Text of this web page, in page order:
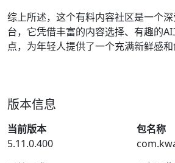
综上所述，这个有料内容社区是一个
台，它凭借丰富的内容选择、有趣的
点，为年轻人提供了一个充满新鲜感和
版本信息
当前版本
5.11.0.400
包名称